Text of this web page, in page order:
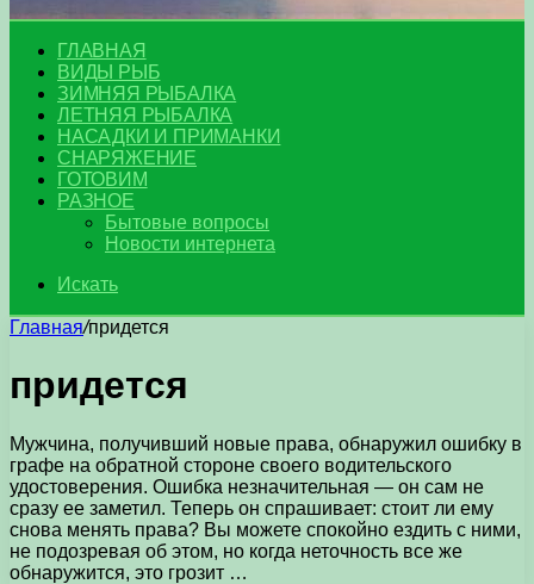
ГЛАВНАЯ
ВИДЫ РЫБ
ЗИМНЯЯ РЫБАЛКА
ЛЕТНЯЯ РЫБАЛКА
НАСАДКИ И ПРИМАНКИ
СНАРЯЖЕНИЕ
ГОТОВИМ
РАЗНОЕ
Бытовые вопросы
Новости интернета
Искать
Главная/придется
придется
Мужчина, получивший новые права, обнаружил ошибку в
графе на обратной стороне своего водительского
удостоверения. Ошибка незначительная — он сам не
сразу ее заметил. Теперь он спрашивает: стоит ли ему
снова менять права? Вы можете спокойно ездить с ними,
не подозревая об этом, но когда неточность все же
обнаружится, это грозит …